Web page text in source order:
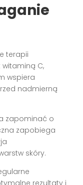
terapii
C,
wspiera
nadmierną
zapominać o
zapobiega
skóry.